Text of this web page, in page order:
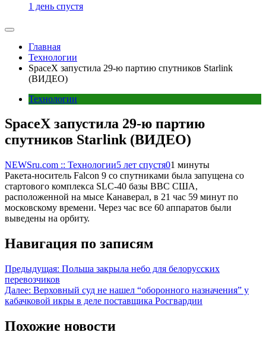
1 день спустя
Главная
Технологии
SpaceX запустила 29-ю партию спутников Starlink
(ВИДЕО)
Технологии
SpaceX запустила 29-ю партию
спутников Starlink (ВИДЕО)
NEWSru.com :: Технологии5 лет спустя01 минуты
Ракета-носитель Falcon 9 со спутниками была запущена со
стартового комплекса SLC-40 базы ВВС США,
расположенной на мысе Канаверал, в 21 час 59 минут по
московскому времени. Через час все 60 аппаратов были
выведены на орбиту.
Навигация по записям
Предыдущая: Польша закрыла небо для белорусских
перевозчиков
Далее: Верховный суд не нашел “оборонного назначения” у
кабачковой икры в деле поставщика Росгвардии
Похожие новости